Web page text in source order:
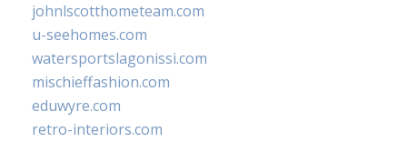
johnlscotthometeam.com
u-seehomes.com
watersportslagonissi.com
mischieffashion.com
eduwyre.com
retro-interiors.com